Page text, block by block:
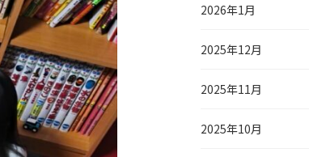
2026年1月
2025年12月
2025年11月
2025年10月